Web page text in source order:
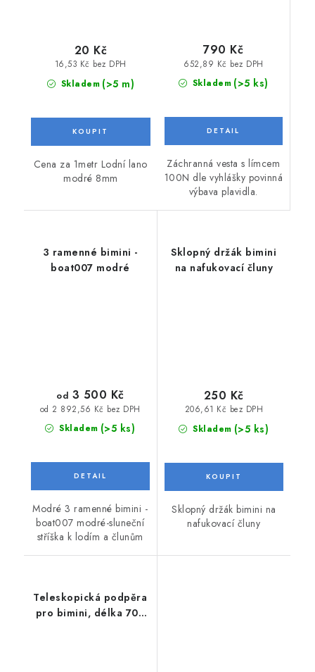
Skladem (>5 m)
16,53 Kč bez DPH
20 Kč
Cena za 1metr Lodní lano
modré 8mm
Skladem (>5 ks)
652,89 Kč bez DPH
790 Kč
Záchranná vesta s límcem
100N dle vyhlášky povinná
výbava plavidla.
3 ramenné bimini -
boat007 modré
Skladem (>5 ks)
od 2 892,56 Kč bez DPH
od 3 500 Kč
Modré 3 ramenné bimini -
boat007 modré-sluneční
stříška k lodím a člunům
Sklopný držák bimini
na nafukovací čluny
Skladem (>5 ks)
206,61 Kč bez DPH
250 Kč
Sklopný držák bimini na
nafukovací čluny
Teleskopická podpěra
pro bimini, délka 70 -